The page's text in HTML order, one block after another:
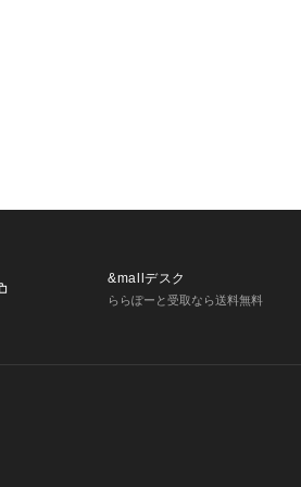
&mallデスク
ららぽーと受取なら送料無料